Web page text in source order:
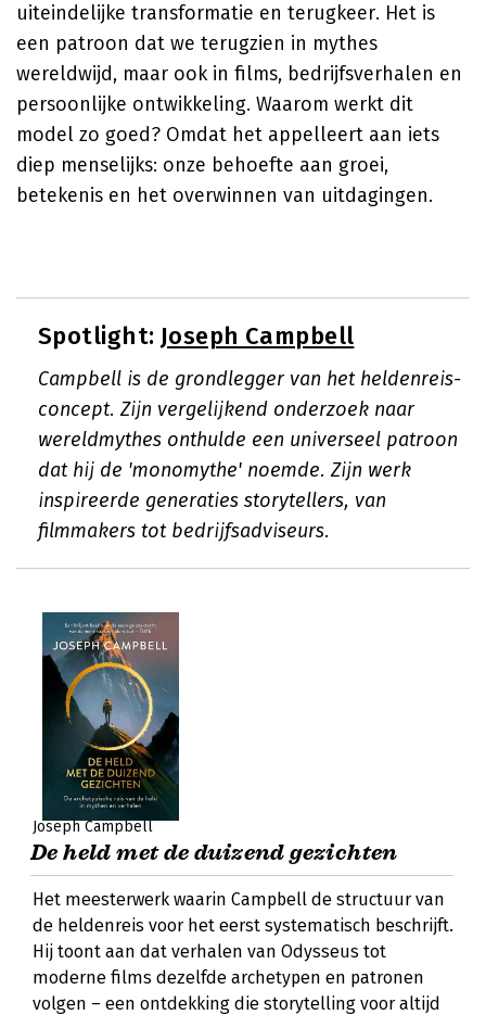
uiteindelijke transformatie en terugkeer. Het is
een patroon dat we terugzien in mythes
wereldwijd, maar ook in films, bedrijfsverhalen en
persoonlijke ontwikkeling. Waarom werkt dit
model zo goed? Omdat het appelleert aan iets
diep menselijks: onze behoefte aan groei,
betekenis en het overwinnen van uitdagingen.
Spotlight: Joseph Campbell
Campbell is de grondlegger van het heldenreis-
concept. Zijn vergelijkend onderzoek naar
wereldmythes onthulde een universeel patroon
dat hij de 'monomythe' noemde. Zijn werk
inspireerde generaties storytellers, van
filmmakers tot bedrijfsadviseurs.
Joseph Campbell
De held met de duizend gezichten
Het meesterwerk waarin Campbell de structuur van
de heldenreis voor het eerst systematisch beschrijft.
Hij toont aan dat verhalen van Odysseus tot
moderne films dezelfde archetypen en patronen
volgen – een ontdekking die storytelling voor altijd